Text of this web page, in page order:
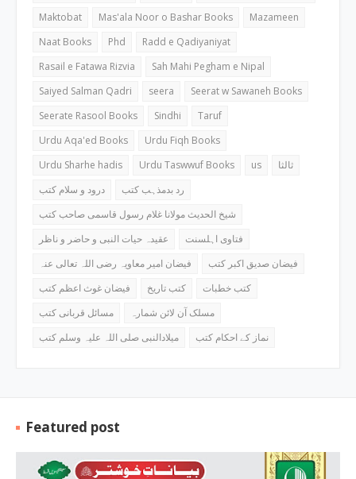
Maktobat
Mas'ala Noor o Bashar Books
Mazameen
Naat Books
Phd
Radd e Qadiyaniyat
Rasail e Fatawa Rizvia
Sah Mahi Pegham e Nipal
Saiyed Salman Qadri
seera
Seerat w Sawaneh Books
Seerate Rasool Books
Sindhi
Taruf
Urdu Aqa'ed Books
Urdu Fiqh Books
Urdu Sharhe hadis
Urdu Taswwuf Books us
ثالثا
درود و سلام کتب
رد بدمذہب کتب
شیخ الحدیث مولانا غلام رسول قاسمی صاحب کتب
عقیدہ حیات النبی و حاضر و ناظر
فتاوی اہلسنت
فیضان امیر معاویہ رضی اللہ تعالی عنہ
فیضان صدیق اکبر کتب
فیضان غوث اعظم کتب
کتب تاریخ
کتب خطبات
مسائل قربانی کتب
مسلک آن لائن شمارہ
میلادالنبی صلی اللہ علیہ وسلم کتب
نماز کے احکام کتب
Featured post